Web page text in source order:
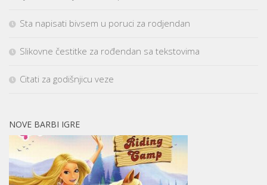
Sta napisati bivsem u poruci za rodjendan
Slikovne čestitke za rođendan sa tekstovima
Citati za godišnjicu veze
NOVE BARBI IGRE